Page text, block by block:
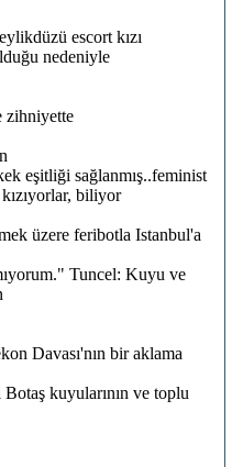
escort kızı
nedeniyle
zihniyette
eşitliği sağlanmış..feminist
biliyor
üzere feribotla Istanbul'a
Tuncel: Kuyu ve
Davası'nın bir aklama
kuyularının ve toplu